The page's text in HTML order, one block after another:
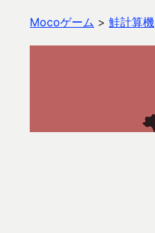
Mocoゲーム > 鮭計算機